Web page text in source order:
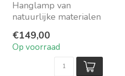
Hanglamp van
natuurlijke materialen
maten
Verkrijgbaar in ...
€149,00
Op voorraad